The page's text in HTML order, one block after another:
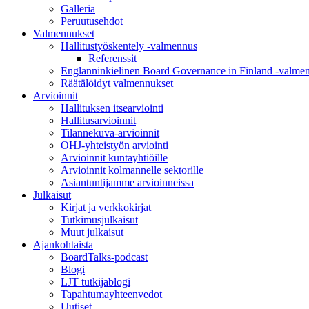
Galleria
Peruutusehdot
Valmennukset
Hallitustyöskentely -valmennus
Referenssit
Englanninkielinen Board Governance in Finland -
Räätälöidyt valmennukset
Arvioinnit
Hallituksen itsearviointi
Hallitusarvioinnit
Tilannekuva-arvioinnit
OHJ-yhteistyön arviointi
Arvioinnit kuntayhtiöille
Arvioinnit kolmannelle sektorille
Asiantuntijamme arvioinneissa
Julkaisut
Kirjat ja verkkokirjat
Tutkimusjulkaisut
Muut julkaisut
Ajankohtaista
BoardTalks-podcast
Blogi
LJT tutkijablogi
Tapahtumayhteenvedot
Uutiset